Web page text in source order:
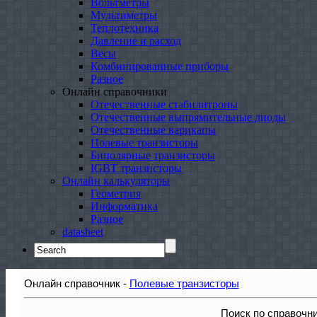
Вольтметры
Мультиметры
Теплотехника
Давление и расход
Весы
Комбинированные приборы
Разное
Онлайн справочники
Отечественные стабилитроны
Отечественные выпрямительные диоды
Отечественные варикапы
Полевые транзисторы
Биполярные транзисторы
IGBT транзисторы
Онлайн калькуляторы
Геометрия
Информатика
Разное
datasheet
Search
for:
Онлайн справочник - Полевые транзисторы
Поиск по